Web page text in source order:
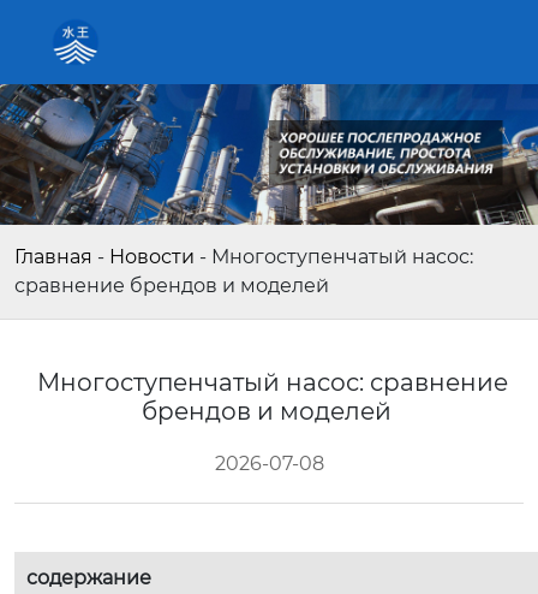
Главная - Новости - Многоступенчатый насос:
сравнение брендов и моделей
Многоступенчатый насос: сравнение
брендов и моделей
2026-07-08
содержание